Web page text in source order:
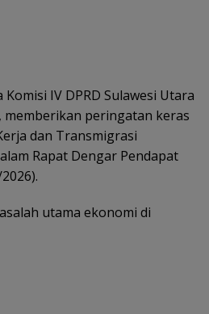
IV DPRD Sulawesi Utara
memberikan peringatan keras
dan Transmigrasi
Rapat Dengar Pendapat
utama ekonomi di